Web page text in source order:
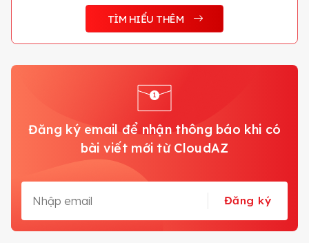
TÌM HIỂU THÊM
Đăng ký email để nhận thông báo khi có
bài viết mới từ CloudAZ
Đăng ký